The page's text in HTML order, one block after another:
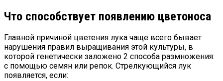
Что способствует появлению цветоноса
Главной причиной цветения лука чаще всего бывает
нарушения правил выращивания этой культуры, в
которой генетически заложено 2 способа размножения:
с помощью семян или репок. Стрелкующийся лук
появляется, если: